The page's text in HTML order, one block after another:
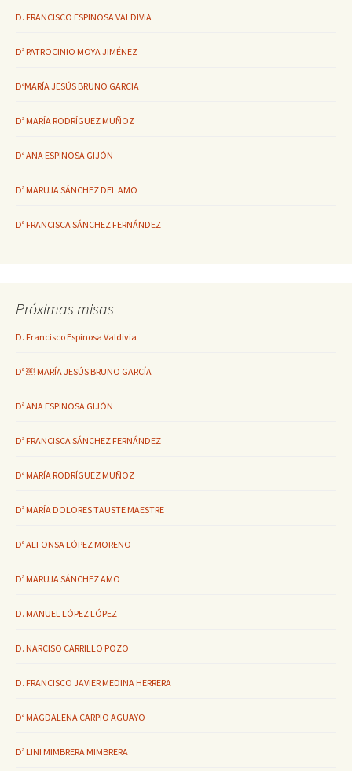
D. FRANCISCO ESPINOSA VALDIVIA
Dª PATROCINIO MOYA JIMÉNEZ
DªMARÍA JESÚS BRUNO GARCIA
Dª MARÍA RODRÍGUEZ MUÑOZ
Dª ANA ESPINOSA GIJÓN
Dª MARUJA SÁNCHEZ DEL AMO
Dª FRANCISCA SÁNCHEZ FERNÁNDEZ
Próximas misas
D. Francisco Espinosa Valdivia
Dª ￼ MARÍA JESÚS BRUNO GARCÍA
Dª ANA ESPINOSA GIJÓN
Dª FRANCISCA SÁNCHEZ FERNÁNDEZ
Dª MARÍA RODRÍGUEZ MUÑOZ
Dª MARÍA DOLORES TAUSTE MAESTRE
Dª ALFONSA LÓPEZ MORENO
Dª MARUJA SÁNCHEZ AMO
D. MANUEL LÓPEZ LÓPEZ
D. NARCISO CARRILLO POZO
D. FRANCISCO JAVIER MEDINA HERRERA
Dª MAGDALENA CARPIO AGUAYO
Dª LINI MIMBRERA MIMBRERA